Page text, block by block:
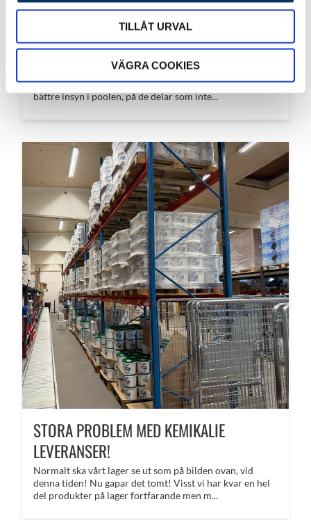
TILLÅT URVAL
VÄGRA COOKIES
NY DESIGN PÅ POOLTAKEN
Vår franska tillverkare har ändrat designen på taken en
smula! Det blev ännu mer klarglas för pengarna och
bättre insyn i poolen, på de delar som inte...
STORA PROBLEM MED KEMIKALIE
LEVERANSER!
Normalt ska vårt lager se ut som på bilden ovan, vid
denna tiden! Nu gapar det tomt! Visst vi har kvar en hel
del produkter på lager fortfarande men m...